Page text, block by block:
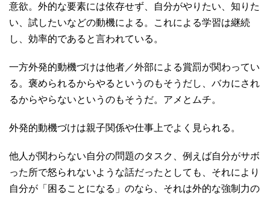
意欲。外的な要素には依存せず、自分がやりたい、知りた
い、試したいなどの動機による。これによる学習は継続
し、効率的であると言われている。
一方外発的動機づけは他者／外部による賞罰が関わってい
る。褒められるからやるというのもそうだし、バカにされ
るからやらないというのもそうだ。アメとムチ。
外発的動機づけは親子関係や仕事上でよく見られる。
他人が関わらない自分の問題のタスク、例えば自分がサボ
った所で怒られないような話だったとしても、それにより
自分が「困ることになる」のなら、それは外的な強制力の